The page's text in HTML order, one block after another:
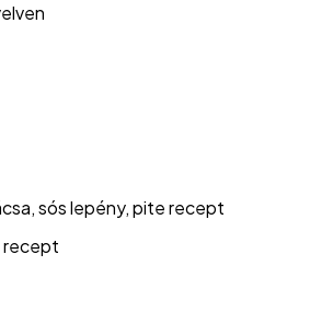
sós lepény, pite recept
recept